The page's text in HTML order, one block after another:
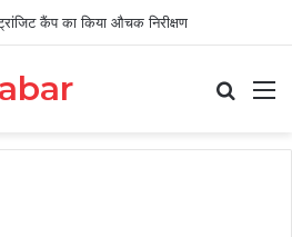
कैंप का किया औचक निरीक्षण